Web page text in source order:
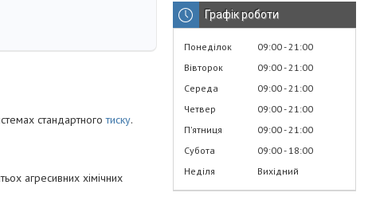
стандартноготиску.
агресивних хімічних
Графік роботи
Понеділок 09:00 21:00
Вівторок
09:00 21:00
Середа
09:00 21:00
Четвер
09:00 21:00
Пʼятниця
09:00 21:00
Субота
09:00 18:00
Неділя
Вихідний